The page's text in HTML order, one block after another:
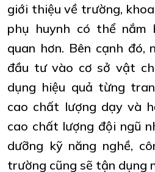
giới thiệu về trường,
phụ huynh có thể
quan hơn. Bên cạnh
đầu tư vào cơ sở vật
dụng hiệu quả từng
cao chất lượng dạy và
cao chất lượng đội ngũ
dưỡng kỹ năng nghề,
trường cũng sẽ tận dụng